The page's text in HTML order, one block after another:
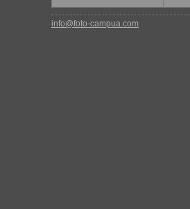
info@foto-campua.com